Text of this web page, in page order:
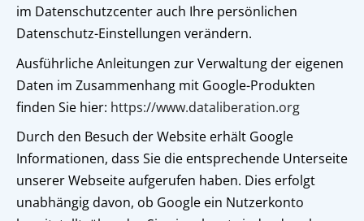
im Datenschutzcenter auch Ihre persönlichen
Datenschutz-Einstellungen verändern.
Ausführliche Anleitungen zur Verwaltung der eigenen
Daten im Zusammenhang mit Google-Produkten
finden Sie hier: https://www.dataliberation.org
Durch den Besuch der Website erhält Google
Informationen, dass Sie die entsprechende Unterseite
unserer Webseite aufgerufen haben. Dies erfolgt
unabhängig davon, ob Google ein Nutzerkonto